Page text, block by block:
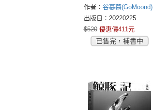
家，台灣第一本生理
用品發展紀錄
作者： 谷慕慕(GoMoond)
出版日：20220225
$520 優惠價411元
已售完，補書中